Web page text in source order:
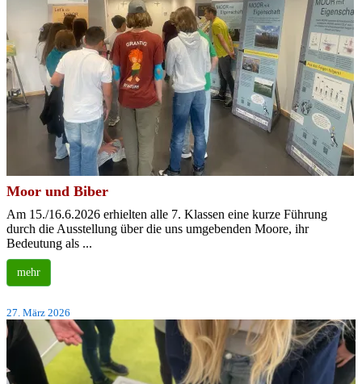
Moor und Biber
Am 15./16.6.2026 erhielten alle 7. Klassen eine kurze Führung
durch die Ausstellung über die uns umgebenden Moore, ihr
Bedeutung als ...
mehr
27. März 2026